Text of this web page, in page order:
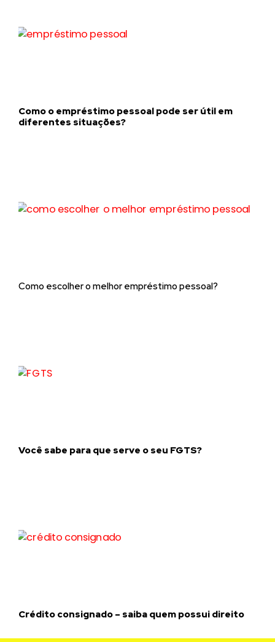
Como o empréstimo pessoal pode ser útil em
diferentes situações?
Como escolher o melhor empréstimo pessoal?
Você sabe para que serve o seu FGTS?
Crédito consignado – saiba quem possui direito